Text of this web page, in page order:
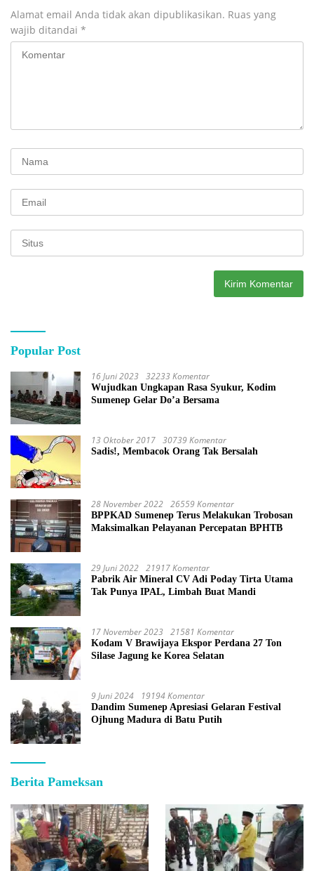
Alamat email Anda tidak akan dipublikasikan. Ruas yang
wajib ditandai *
Popular Post
16 Juni 2023 32233 Komentar
Wujudkan Ungkapan Rasa Syukur, Kodim
Sumenep Gelar Do’a Bersama
13 Oktober 2017 30739 Komentar
Sadis!, Membacok Orang Tak Bersalah
28 November 2022 26559 Komentar
BPPKAD Sumenep Terus Melakukan Trobosan
Maksimalkan Pelayanan Percepatan BPHTB
29 Juni 2022 21917 Komentar
Pabrik Air Mineral CV Adi Poday Tirta Utama
Tak Punya IPAL, Limbah Buat Mandi
17 November 2023 21581 Komentar
Kodam V Brawijaya Ekspor Perdana 27 Ton
Silase Jagung ke Korea Selatan
9 Juni 2024 19194 Komentar
Dandim Sumenep Apresiasi Gelaran Festival
Ojhung Madura di Batu Putih
Berita Pameksan